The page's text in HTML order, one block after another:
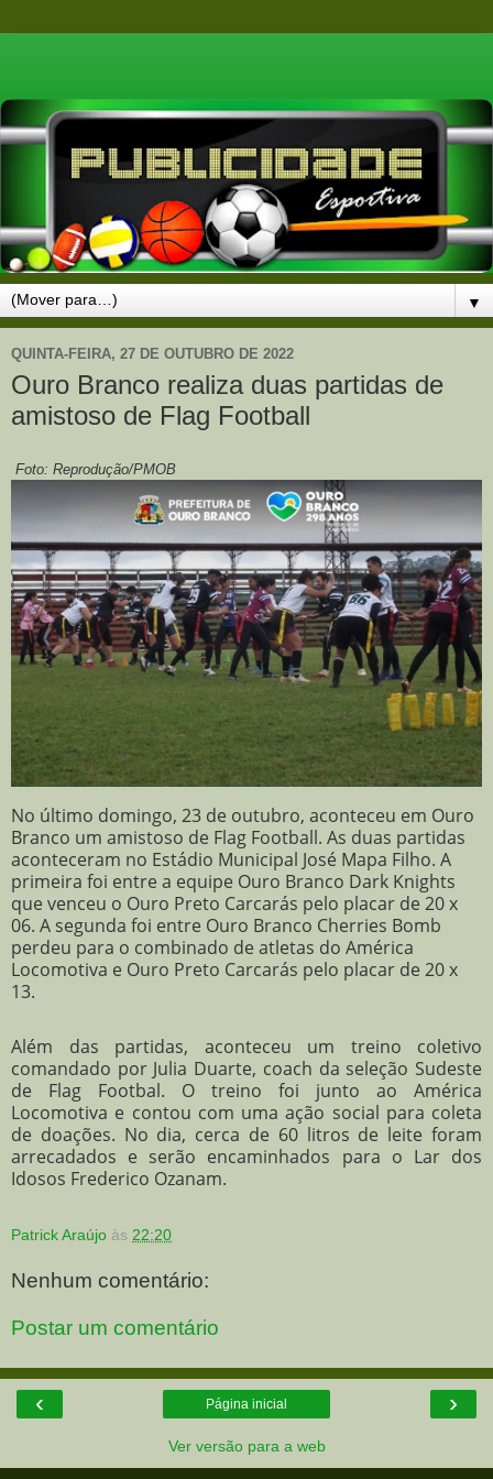
▼
QUINTA-FEIRA, 27 DE OUTUBRO DE 2022
Ouro Branco realiza duas partidas de
amistoso de Flag Football
Foto: Reprodução/PMOB
No último domingo, 23 de outubro, aconteceu em Ouro
Branco um amistoso de Flag Football. As duas partidas
aconteceram no Estádio Municipal José Mapa Filho. A
primeira foi entre a equipe Ouro Branco Dark Knights
que venceu o Ouro Preto Carcarás pelo placar de 20 x
06. A segunda foi entre Ouro Branco Cherries Bomb
perdeu para o combinado de atletas do América
Locomotiva e Ouro Preto Carcarás pelo placar de 20 x
13.
Além das partidas, aconteceu um treino coletivo
comandado por Julia Duarte, coach da seleção Sudeste
de Flag Footbal. O treino foi junto ao América
Locomotiva e contou com uma ação social para coleta
de doações. No dia, cerca de 60 litros de leite foram
arrecadados e serão encaminhados para o Lar dos
Idosos Frederico Ozanam.
Patrick Araújo às 22:20
Nenhum comentário:
Postar um comentário
‹ ›
Página inicial
Ver versão para a web